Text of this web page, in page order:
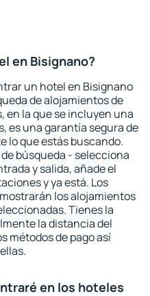
en Bisignano?
un hotel en Bisignano
de alojamientos de
en la que se incluyen una
es una garantía segura de
lo que estás buscando.
búsqueda - selecciona
y salida, añade el
y ya está. Los
los alojamientos
Tienes la
la distancia del
métodos de pago así
en los hoteles